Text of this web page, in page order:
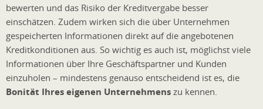
bewerten und das Risiko der Kreditvergabe besser
einschätzen. Zudem wirken sich die über Unternehmen
gespeicherten Informationen direkt auf die angebotenen
Kreditkonditionen aus. So wichtig es auch ist, möglichst viele
Informationen über Ihre Geschäftspartner und Kunden
einzuholen – mindestens genauso entscheidend ist es, die
Bonität Ihres eigenen Unternehmens zu kennen.